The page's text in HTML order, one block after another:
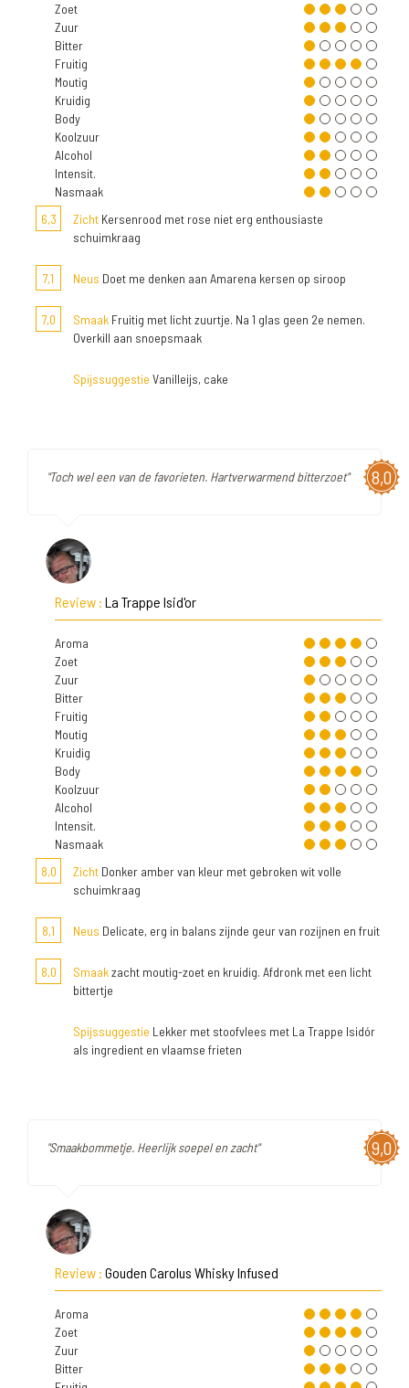
Zoet
Zuur
Bitter
Fruitig
Moutig
Kruidig
Body
Koolzuur
Alcohol
Intensit.
Nasmaak
6,3
Zicht Kersenrood met rose niet erg enthousiaste
schuimkraag
7,1 Neus Doet me denken aan Amarena kersen op siroop
7,0 Smaak Fruitig met licht zuurtje. Na 1 glas geen 2e nemen.
Overkill aan snoepsmaak
Spijssuggestie Vanilleijs, cake
8,0
"Toch wel een van de favorieten. Hartverwarmend bitterzoet"
Review : La Trappe Isid'or
Aroma
Zoet
Zuur
Bitter
Fruitig
Moutig
Kruidig
Body
Koolzuur
Alcohol
Intensit.
Nasmaak
8,0
Zicht Donker amber van kleur met gebroken wit volle
schuimkraag
8,1 Neus Delicate, erg in balans zijnde geur van rozijnen en fruit
8,0 Smaakzacht moutig-zoet en kruidig. Afdronk met een licht
bittertje
Spijssuggestie Lekker met stoofvlees met La Trappe Isidór
als ingredient en vlaamse frieten
9,0
"Smaakbommetje. Heerlijk soepel en zacht"
Review : Gouden Carolus Whisky Infused
Aroma
Zoet
Zuur
Bitter